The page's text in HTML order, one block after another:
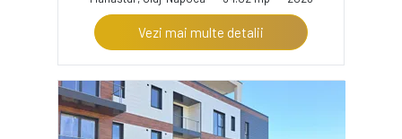
Vezi mai multe detalii